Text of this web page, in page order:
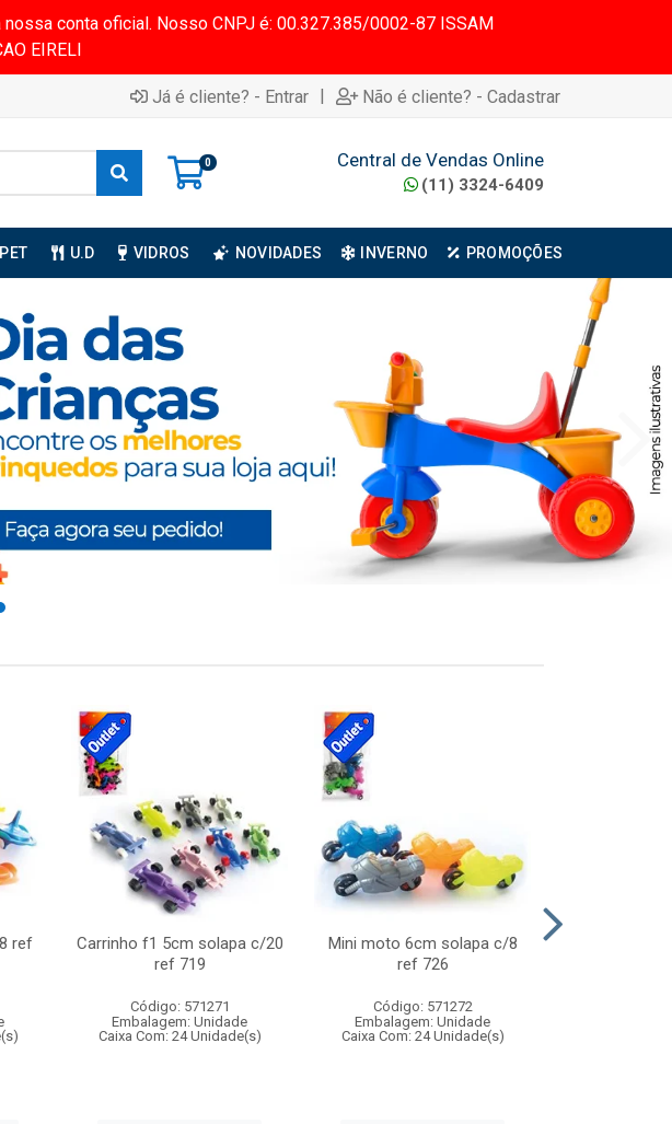
conta oficial. Nosso CNPJ é: 00.327.385/0002-87 ISSAM
EIRELI
Já é cliente? - Entrar | Não é cliente? - Cadastrar
0 Central de Vendas Online
(11) 3324-6409
PET U.D VIDROS NOVIDADES INVERNO PROMOÇÕES
ref
Carrinho f1 5cm solapa c/20
ref 719
Código: 571271
Embalagem: Unidade
Caixa Com: 24 Unidade(s)
Mini moto 6cm solapa c/8
ref 726
Código: 571272
Embalagem: Unidade
Caixa Com: 24 Unidade(s)